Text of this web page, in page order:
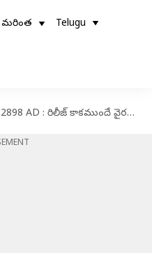
మరింత Telugu
AD : రిలీజ్ కాకముందే వైరల్ అవుతున్న 'కల్కి' సంగీత ప్రదర్శన